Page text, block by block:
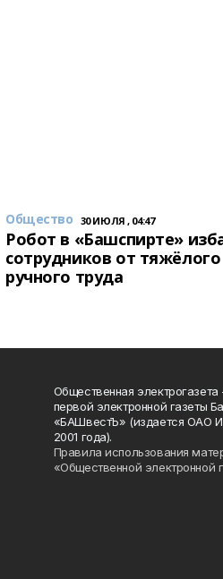
Общество 30 ИЮЛЯ , 04:47
Робот в «Башспирте»
сотрудников от тяжёлого
ручного труда
Общественная
первой электронной газеты
«БАШвестЪ» (издается ОАО
2001 года).
Правила использования
«Общественной электронной